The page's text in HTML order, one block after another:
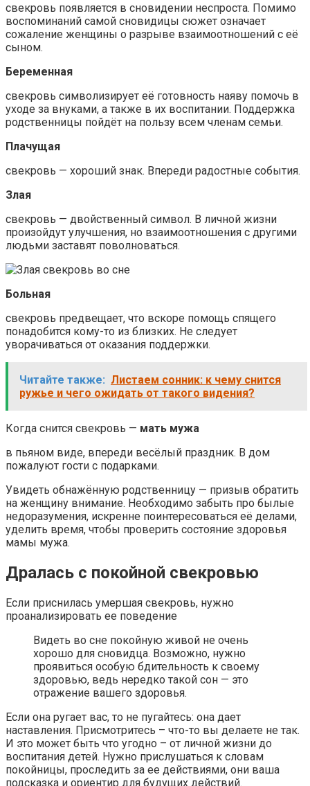
свекровь появляется в сновидении неспроста. Помимо
воспоминаний самой сновидицы сюжет означает
сожаление женщины о разрыве взаимоотношений с её
сыном.
Беременная
свекровь символизирует её готовность наяву помочь в
уходе за внуками, а также в их воспитании. Поддержка
родственницы пойдёт на пользу всем членам семьи.
Плачущая
свекровь — хороший знак. Впереди радостные события.
Злая
свекровь — двойственный символ. В личной жизни
произойдут улучшения, но взаимоотношения с другими
людьми заставят поволноваться.
Больная
свекровь предвещает, что вскоре помощь спящего
понадобится кому-то из близких. Не следует
уворачиваться от оказания поддержки.
Читайте также: Листаем сонник: к чему снится
ружье и чего ожидать от такого видения?
Когда снится свекровь — мать мужа
в пьяном виде, впереди весёлый праздник. В дом
пожалуют гости с подарками.
Увидеть обнажённую родственницу — призыв обратить
на женщину внимание. Необходимо забыть про былые
недоразумения, искренне поинтересоваться её делами,
уделить время, чтобы проверить состояние здоровья
мамы мужа.
Дралась с покойной свекровью
Если приснилась умершая свекровь, нужно
проанализировать ее поведение
Видеть во сне покойную живой не очень
хорошо для сновидца. Возможно, нужно
проявиться особую бдительность к своему
здоровью, ведь нередко такой сон — это
отражение вашего здоровья.
Если она ругает вас, то не пугайтесь: она дает
наставления. Присмотритесь – что-то вы делаете не так.
И это может быть что угодно – от личной жизни до
воспитания детей. Нужно прислушаться к словам
покойницы, проследить за ее действиями, они ваша
подсказка и ориентир для будущих действий.